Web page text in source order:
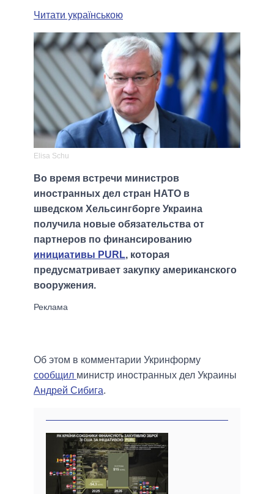
Читати українською
Elisa Schu
Во время встречи министров
иностранных дел стран НАТО в
шведском Хельсингборге Украина
получила новые обязательства от
партнеров по финансированию
инициативы PURL, которая
предусматривает закупку американского
вооружения.
Об этом в комментарии Укринформу
сообщил министр иностранных дел Украины
Андрей Сибига.